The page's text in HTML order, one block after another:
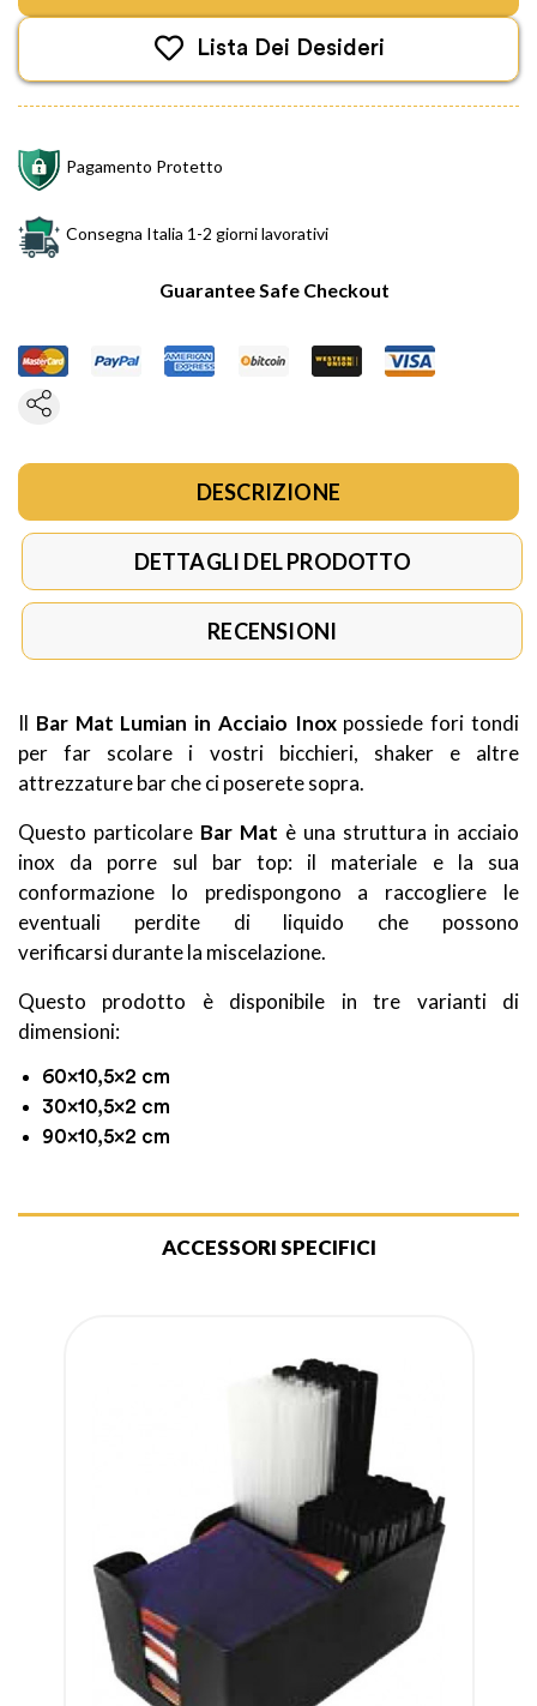
Lista Dei Desideri
Pagamento Protetto
Consegna Italia 1-2 giorni lavorativi
Guarantee Safe Checkout
DESCRIZIONE
DETTAGLI DEL PRODOTTO
RECENSIONI
Il Bar Mat Lumian in Acciaio Inoxpossiede fori tondi
per far scolare i vostri bicchieri, shaker e altre
attrezzature bar che ci poserete sopra.
Questo particolare Bar Mat è una struttura in acciaio
inox da porre sul bar top: il materiale e la sua
conformazione lo predispongono a raccogliere le
eventuali perdite di liquido che possono
verificarsi durante la miscelazione.
Questo prodotto è disponibile in tre varianti di
dimensioni:
60x10,5x2 cm
30x10,5x2 cm
90x10,5x2 cm
ACCESSORI SPECIFICI